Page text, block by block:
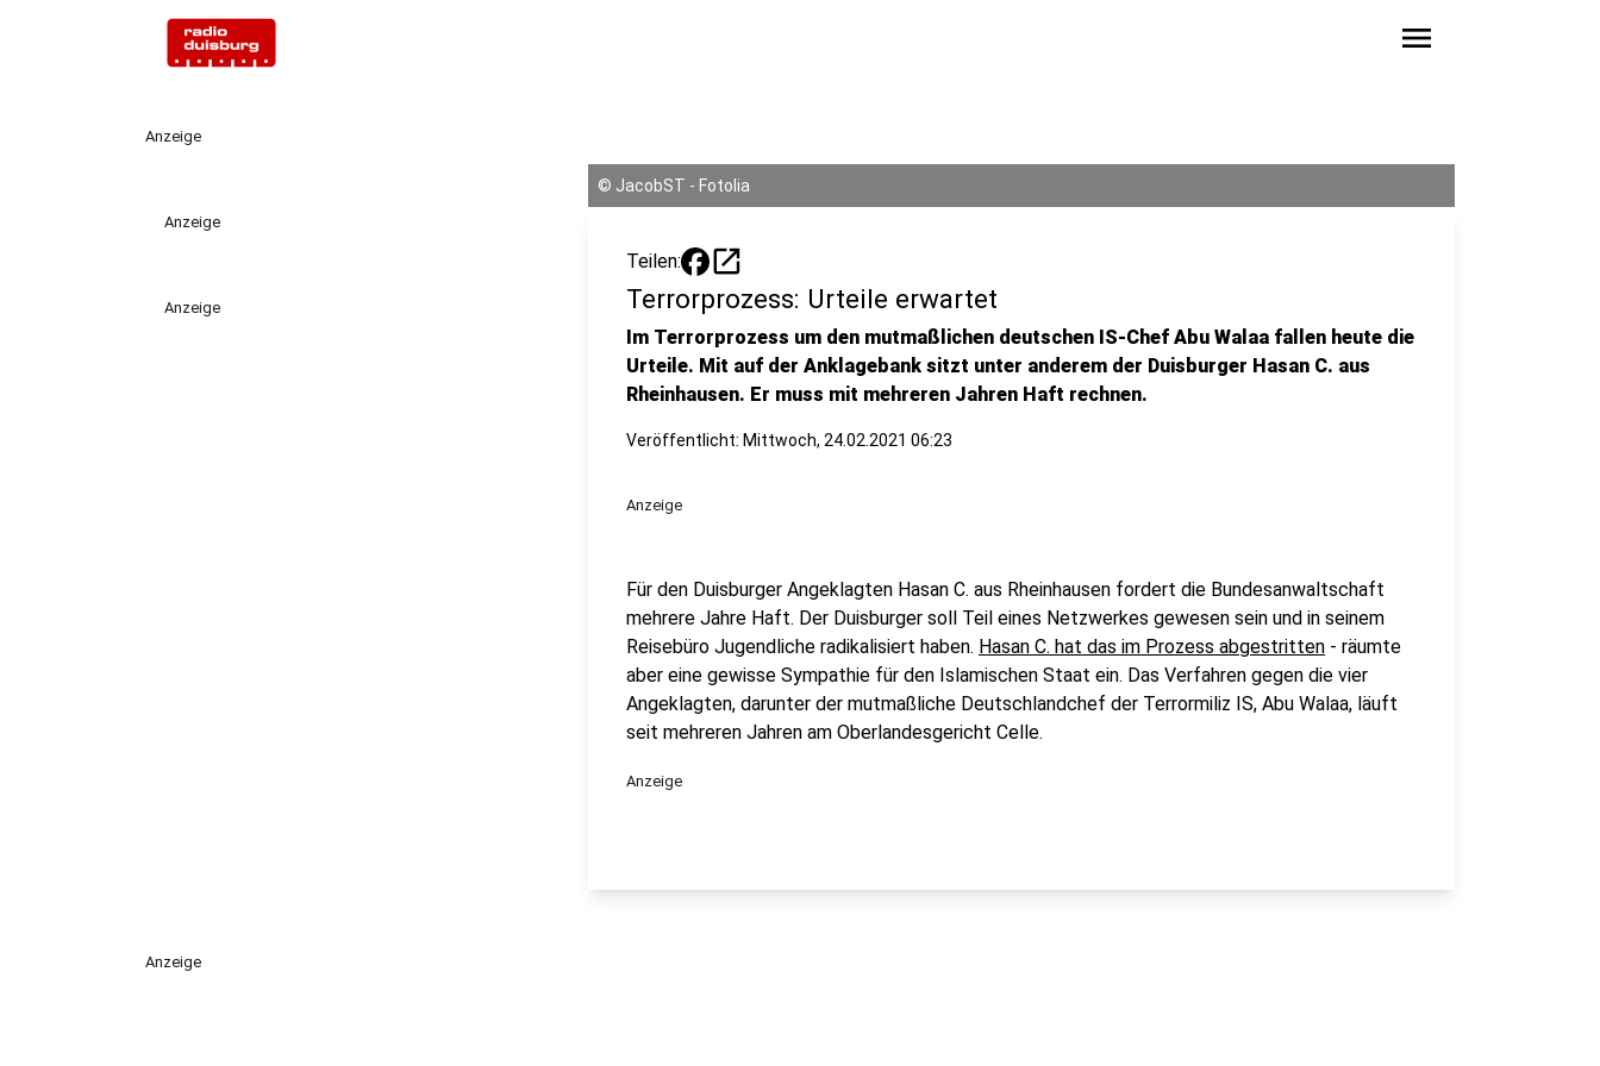
menu
Anzeige
Anzeige
Anzeige
© JacobST - Fotolia
Teilen: open_in_new
Terrorprozess: Urteile erwartet
Im Terrorprozess um den mutmaßlichen deutschen IS-Chef Abu Walaa fallen heute die
Urteile. Mit auf der Anklagebank sitzt unter anderem der Duisburger Hasan C. aus
Rheinhausen. Er muss mit mehreren Jahren Haft rechnen.
Veröffentlicht: Mittwoch, 24.02.2021 06:23
Anzeige
Für den Duisburger Angeklagten Hasan C. aus Rheinhausen fordert die Bundesanwaltschaft
mehrere Jahre Haft. Der Duisburger soll Teil eines Netzwerkes gewesen sein und in seinem
Reisebüro Jugendliche radikalisiert haben. Hasan C. hat das im Prozess abgestritten - räumte
aber eine gewisse Sympathie für den Islamischen Staat ein. Das Verfahren gegen die vier
Angeklagten, darunter der mutmaßliche Deutschlandchef der Terrormiliz IS, Abu Walaa, läuft
seit mehreren Jahren am Oberlandesgericht Celle.
Anzeige
Anzeige